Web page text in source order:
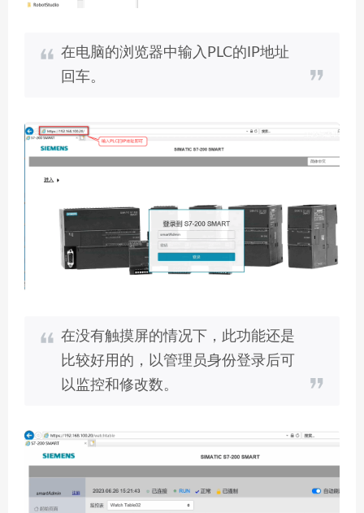
在电脑的浏览器中输入PLC的IP地址
回车。
在没有触摸屏的情况下，此功能还是
比较好用的，以管理员身份登录后可
以监控和修改数。